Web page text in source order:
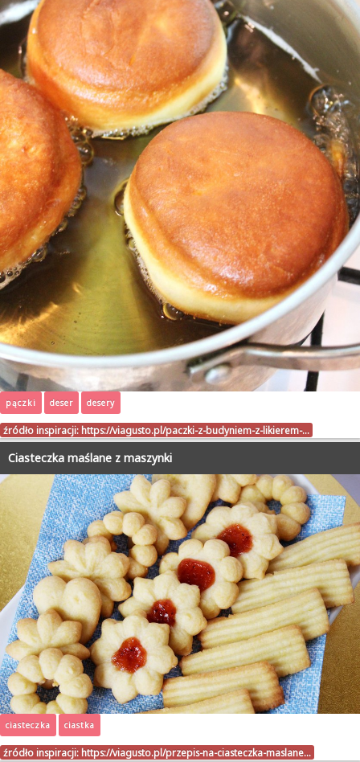
pączki deser desery
źródło inspiracji: https://viagusto.pl/paczki-z-budyniem-z-likierem-…
Ciasteczka maślane z maszynki
ciasteczka ciastka
źródło inspiracji: https://viagusto.pl/przepis-na-ciasteczka-maslane…